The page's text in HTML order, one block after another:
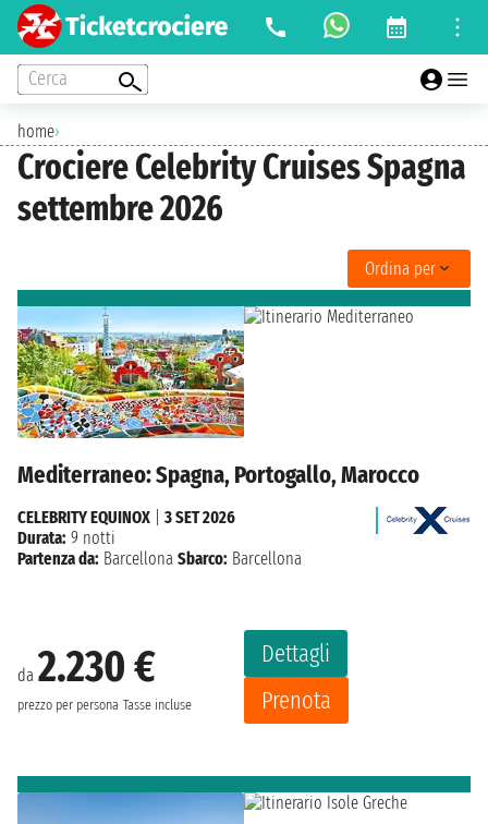
Cerca
home›
Crociere Celebrity Cruises Spagna
settembre 2026
Ordina per
Mediterraneo: Spagna, Portogallo, Marocco
da 2.230 €
prezzo per persona Tasse incluse
Dettagli
Prenota
CELEBRITY EQUINOX
3 SET 2026
Durata: 9 notti
Partenza da: Barcellona Sbarco: Barcellona